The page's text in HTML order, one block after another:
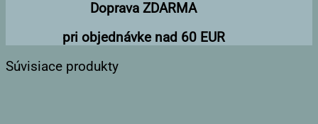
Doprava ZDARMA
pri objednávke nad 60 EUR
Súvisiace produkty